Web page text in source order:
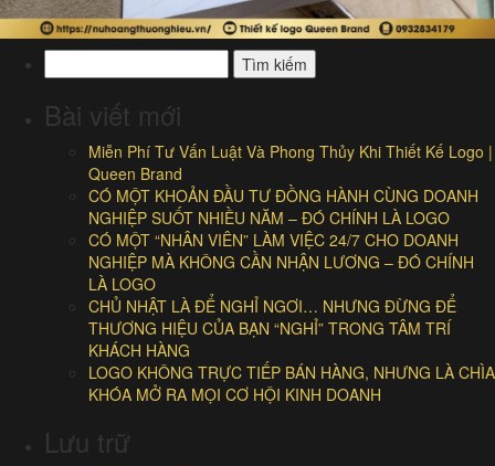
kiếm
cho:
Bài viết mới
Miễn Phí Tư Vấn Luật Và Phong Thủy Khi Thiết Kế Logo |
Queen Brand
CÓ MỘT KHOẢN ĐẦU TƯ ĐỒNG HÀNH CÙNG DOANH
NGHIỆP SUỐT NHIỀU NĂM – ĐÓ CHÍNH LÀ LOGO
CÓ MỘT “NHÂN VIÊN” LÀM VIỆC 24/7 CHO DOANH
NGHIỆP MÀ KHÔNG CẦN NHẬN LƯƠNG – ĐÓ CHÍNH
LÀ LOGO
CHỦ NHẬT LÀ ĐỂ NGHỈ NGƠI… NHƯNG ĐỪNG ĐỂ
THƯƠNG HIỆU CỦA BẠN “NGHỈ” TRONG TÂM TRÍ
KHÁCH HÀNG
LOGO KHÔNG TRỰC TIẾP BÁN HÀNG, NHƯNG LÀ CHÌA
KHÓA MỞ RA MỌI CƠ HỘI KINH DOANH
Lưu trữ